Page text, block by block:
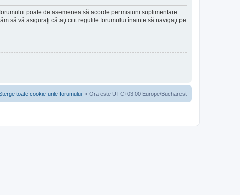
poate de asemenea să acorde permisiuni suplimentare
să vă asiguraţi că aţi citit regulile forumului înainte să navigaţi pe
Ora este UTC+03:00 Europe/Bucharest
toate cookie-urile forumului